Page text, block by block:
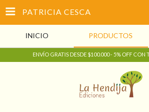
PATRICIA CESCA
INICIO PRODUCTOS
ENVÍO GRATIS DESDE $100.000 - 5% OFF CON